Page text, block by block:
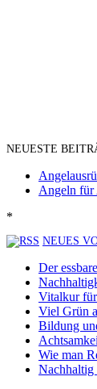
NEUESTE
Angeln für
*
NEUES
Der
Vitalkur
Viel Grün
Bildung
Wie man
Nachhaltig